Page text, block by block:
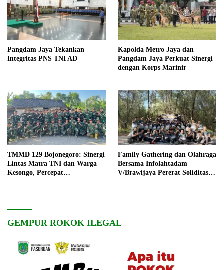
Pangdam Jaya Tekankan
Integritas PNS TNI AD
Kapolda Metro Jaya dan
Pangdam Jaya Perkuat Sinergi
dengan Korps Marinir
TMMD 129 Bojonegoro: Sinergi
Lintas Matra TNI dan Warga
Kesongo, Percepat
Family Gathering dan Olahraga
Bersama Infolahtadam
V/Brawijaya Pererat Soliditas
GEMPUR ROKOK ILEGAL